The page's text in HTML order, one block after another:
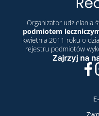
Organizator udzielania
podmiotem
kwietnia 2011 roku o
rejestru podmiotów
Zajrzyj na